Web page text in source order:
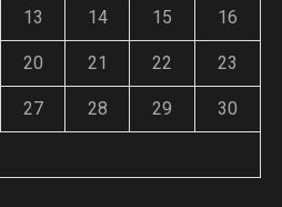
13 14 15 16
20 21 22 23
27 28 29 30